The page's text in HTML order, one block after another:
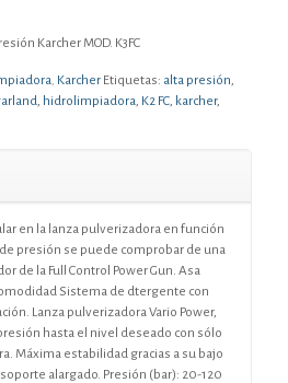
Karcher MOD. K3FC
, Karcher Etiquetas: alta presión,
, hidrolimpiadora, K2 FC, karcher,
en la lanza pulverizadora en función
presión se puede comprobar de una
de la Full Control Power Gun. Asa
Sistema de dtergente con
Lanza pulverizadora Vario Power,
hasta el nivel deseado con sólo
Máxima estabilidad gracias a su bajo
alargado. Presión (bar): 20-120